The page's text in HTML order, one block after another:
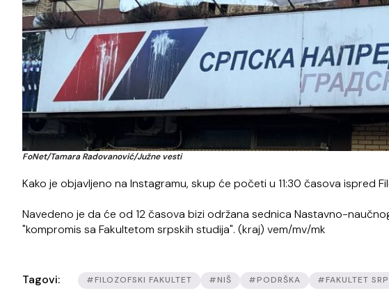
FoNet/Tamara Radovanović/Južne vesti
Kako je objavljeno na Instagramu, skup će početi u 11:30 časova ispred
Navedeno je da će od 12 časova bizi održana sednica Nastavno-
"kompromis sa Fakultetom srpskih studija". (kraj) vem/mv/mk
Tagovi: #FILOZOFSKI FAKULTET #NIŠ #PODRŠKA #FAKULTET